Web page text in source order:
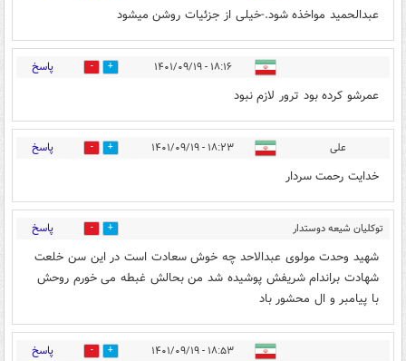
عبدالحمید مواخذه شود.-خیلی از جزئیات روشن میشود
۱۸:۱۶ - ۱۴۰۱/۰۹/۱۹ 0 پاسخ
عمرشو کرده بود ترور لازم نبود
علی ۱۸:۲۳ - ۱۴۰۱/۰۹/۱۹ 3 پاسخ
خدایت رحمت سردار
توکلیان شیعه دوستدار
مولوی شهید
۱۸:۳۰ - ۱۴۰۱/۰۹/۱۹
3 پاسخ
شهید وحدت مولوی عبدالاحد چه خوش سعادت است در این سن خلعت
شهادت براندام شریفش پوشیده شد من بحالش غبطه می خورم روحش
با پیامبر و ال محشور باد
۱۸:۵۳ - ۱۴۰۱/۰۹/۱۹ 2 پاسخ